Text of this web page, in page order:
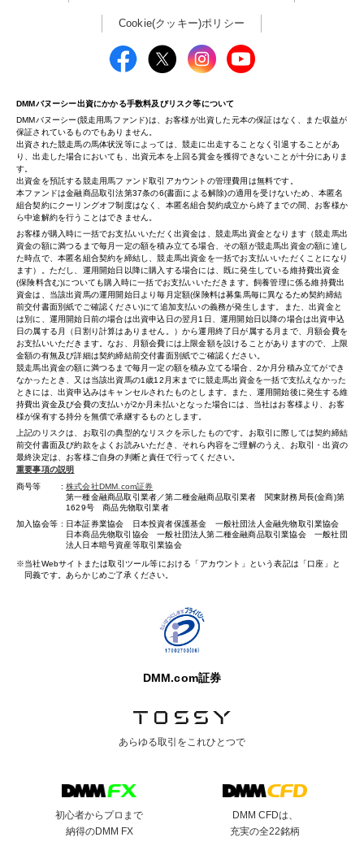
Cookie(クッキー)ポリシー
DMMバヌーシー出資にかかる手数料及びリスク等について
DMMバヌーシー(競走用馬ファンド)は、お客様が出資した元本の保証はなく、また収益が
保証されているものでもありません。
出資された競走馬の馬体状況等によっては、競走に出走することなく引退することがあ
り、出走した場合においても、出資元本を上回る賞金を獲得できないことが十分にありま
す。
出資金を預託する競走用馬ファンド取引アカウントの管理費用は無料です。
本ファンドは金融商品取引法第37条の6(書面による解除)の適用を受けないため、本匿名
組合契約にクーリングオフ制度はなく、本匿名組合契約成立から終了までの間、お客様か
ら中途解約を行うことはできません。
お客様が購入時に一括でお支払いいただく出資金は、競走馬出資金となります（競走馬出
資金の額に満つるまで毎月一定の額を積み立てる場合、その額が競走馬出資金の額に達し
た時点で、本匿名組合契約を締結し、競走馬出資金を一括でお支払いいただくことになり
ます）。ただし、運用開始日以降に購入する場合には、既に発生している維持費出資金
(保険料含む)についても購入時に一括でお支払いいただきます。飼養管理に係る維持費出
資金は、当該出資馬の運用開始日より毎月定額(保険料は募集馬毎に異なるため契約締結
前交付書面別紙でご確認ください)にて追加支払いの義務が発生します。また、出資金と
は別に、運用開始日前の場合は出資申込日の翌月1日、運用開始日以降の場合は出資申込
日の属する月（日割り計算はありません。）から運用終了日が属する月まで、月額会費を
お支払いいただきます。なお、月額会費には上限金額を設けることがありますので、上限
金額の有無及び詳細は契約締結前交付書面別紙でご確認ください。
競走馬出資金の額に満つるまで毎月一定の額を積み立てる場合、2か月分積み立てができ
なかったとき、又は当該出資馬の1歳12月末までに競走馬出資金を一括で支払えなかった
ときには、出資申込みはキャンセルされたものとします。また、運用開始後に発生する維
持費出資金及び会費の支払いが2か月未払いとなった場合には、当社はお客様より、お客
様が保有する持分を無償で承継するものとします。
上記のリスクは、お取引の典型的なリスクを示したものです。お取引に際しては契約締結
前交付書面及び約款をよくお読みいただき、それら内容をご理解のうえ、お取引・出資の
最終決定は、お客様ご自身の判断と責任で行ってください。
重要事項の説明
商号等
株式会社DMM.com証券
第一種金融商品取引業者／第二種金融商品取引業者 関東財務局長(金商)第
1629号 商品先物取引業者
加入協会等
日本証券業協会 日本投資者保護基金 一般社団法人金融先物取引業協会
日本商品先物取引協会 一般社団法人第二種金融商品取引業協会 一般社団
法人日本暗号資産等取引業協会
当社Webサイトまたは取引ツール等における「アカウント」という表記は「口座」と
同義です。あらかじめご了承ください。
DMM.com証券
あらゆる取引を これひとつで
初心者からプロまで
納得のDMM FX
DMM CFDは、
充実の全22銘柄